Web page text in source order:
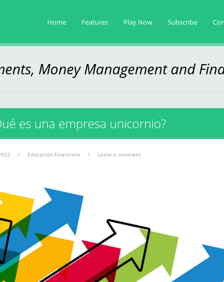
Home Features Play Now Subscribe
Money Management and
es una empresa unicornio?
/ Educación Financiera / Leave a comment